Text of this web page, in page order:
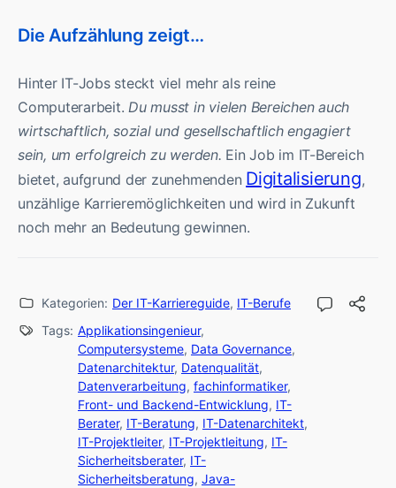
Die Aufzählung zeigt…
Hinter IT-Jobs steckt viel mehr als reine
Computerarbeit.Du musst in vielen Bereichen auch
wirtschaftlich, sozial und gesellschaftlich engagiert
sein, um erfolgreich zu werden. Ein Job im IT-Bereich
bietet, aufgrund der zunehmenden Digitalisierung,
unzählige Karrieremöglichkeiten und wird in Zukunft
noch mehr an Bedeutung gewinnen.
Kategorien: Der IT-Karriereguide, IT-Berufe
Tags: Applikationsingenieur,
Computersysteme, Data Governance,
Datenarchitektur, Datenqualität,
Datenverarbeitung, fachinformatiker,
Front- und Backend-Entwicklung, IT-
Berater, IT-Beratung, IT-Datenarchitekt,
IT-Projektleiter, IT-Projektleitung, IT-
Sicherheitsberater, IT-
Sicherheitsberatung, Java-